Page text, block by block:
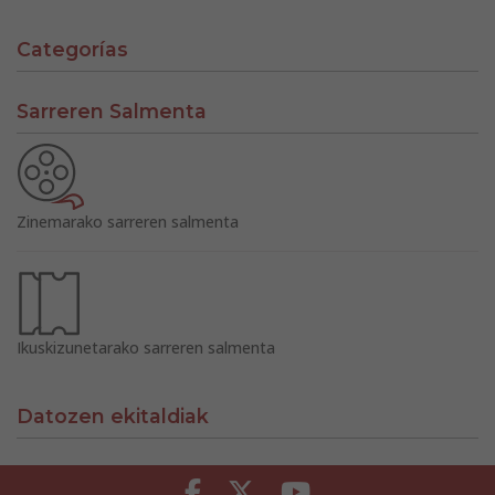
Categorías
Sarreren Salmenta
Zinemarako sarreren salmenta
Ikuskizunetarako sarreren salmenta
Datozen ekitaldiak
Facebook Twitter Youtube